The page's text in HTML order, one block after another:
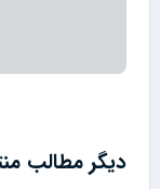
دیگر مطالب